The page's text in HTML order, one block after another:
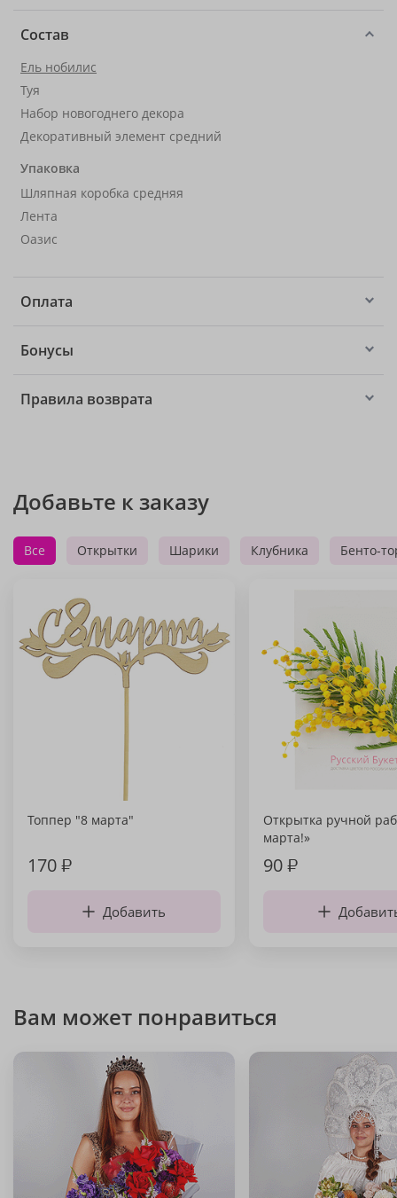
Состав
Ель нобилис
Туя
Набор новогоднего декора
Декоративный элемент средний
Упаковка
Шляпная коробка средняя
Лента
Оазис
Оплата
Бонусы
Правила возврата
Добавьте к заказу
Все Открытки Шарики Клубника Бенто-
Топпер "8 марта"
170₽
Добавить
Открытка ручной
марта!»
90₽
Вам может понравиться